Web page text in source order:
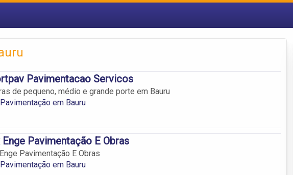
Pavimentacao Servicos
de pequeno, médio e grande porte em Bauru
Pavimentação em Bauru
Enge Pavimentação E Obras
Pavimentação E Obras
Pavimentação em Bauru